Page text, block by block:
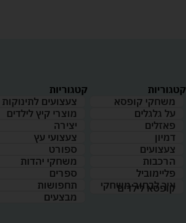
קטגוריות
משחקי קופסא
על גלגלים
פאזלים
דמיון
צעצועים
הרכבות
פליימוביל
איך לבחור משחקי
קופסא לילדים
קטגוריות
צעצועים לתינוקות
מוצרי קיץ לילדים
יצירה
צעצועי עץ
ספורט
משחקי יהדות
ספרים
תחפושות
מבצעים